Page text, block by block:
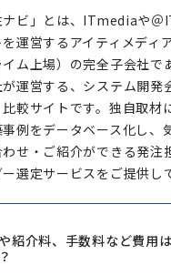
ナビ」とは、ITmediaや
運営するアイティメディ
ム上場）の完全子会社で
運営する、システム開発
較サイトです。独自取材
例をデータベース化し、
わせ・ご紹介ができる発注
選定サービスをご提供し
紹介料、手数料など費用